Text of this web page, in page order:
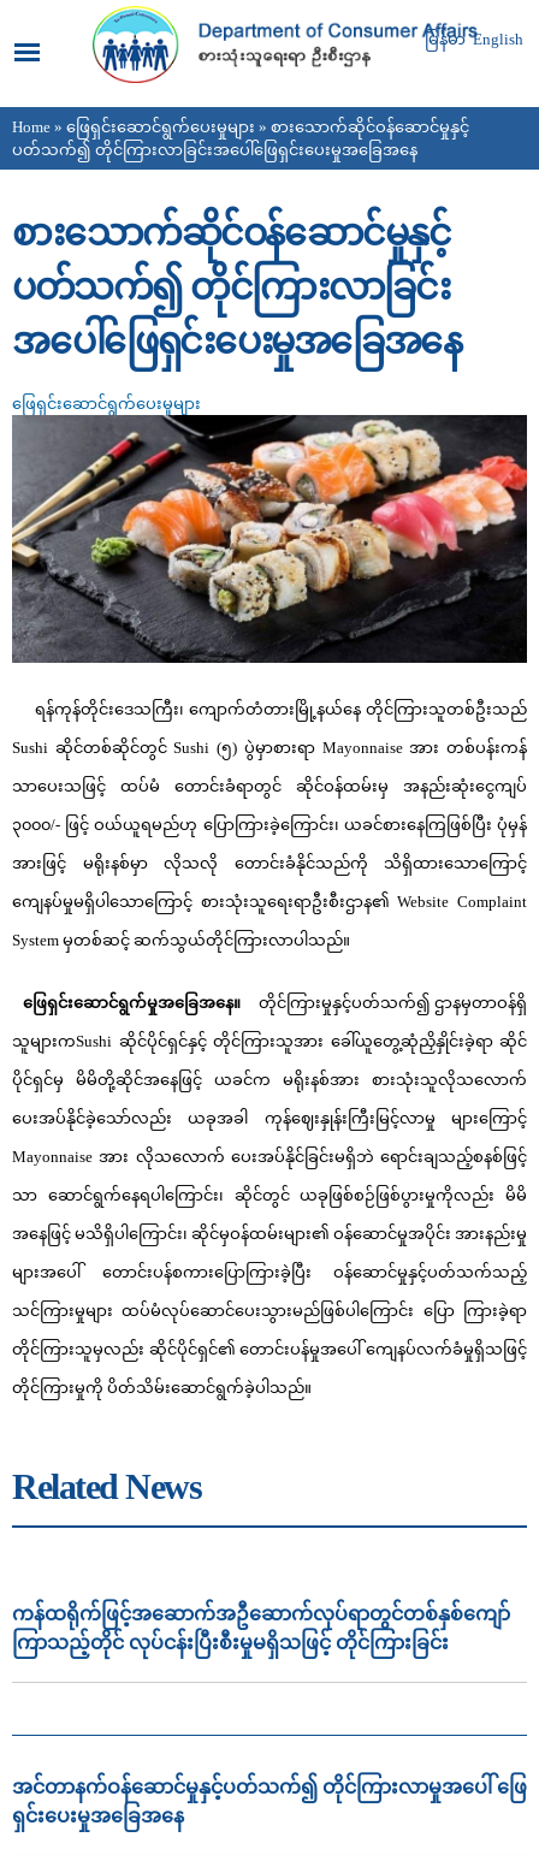
main
content
မြန်မာ English
You are here
Home » ဖြေရှင်းဆောင်ရွက်ပေးမှုများ » စားသောက်ဆိုင်ဝန်ဆောင်မှုနှင့်
ပတ်သက်၍ တိုင်ကြားလာခြင်းအပေါ်ဖြေရှင်းပေးမှုအခြေအနေ
စားသောက်ဆိုင်ဝန်ဆောင်မှုနှင့်
ပတ်သက်၍ တိုင်ကြားလာခြင်း
အပေါ်ဖြေရှင်းပေးမှုအခြေအနေ
ဖြေရှင်းဆောင်ရွက်ပေးမှုများ
ရန်ကုန်တိုင်းဒေသကြီး၊ ကျောက်တံတားမြို့နယ်နေ တိုင်ကြားသူတစ်ဦးသည်
Sushi ဆိုင်တစ်ဆိုင်တွင် Sushi (၅) ပွဲမှာစားရာ Mayonnaise အား တစ်ပန်းကန်
သာပေးသဖြင့် ထပ်မံ တောင်းခံရာတွင် ဆိုင်ဝန်ထမ်းမှ အနည်းဆုံးငွေကျပ်
၃၀၀၀/- ဖြင့် ဝယ်ယူရမည်ဟု ပြောကြားခဲ့ကြောင်း၊ ယခင်စားနေကြဖြစ်ပြီး ပုံမှန်
အားဖြင့် မရိုးနစ်မှာ လိုသလို တောင်းခံနိုင်သည်ကို သိရှိထားသောကြောင့်
ကျေနပ်မှုမရှိပါသောကြောင့် စားသုံးသူရေးရာဦးစီးဌာန၏ Website Complaint
System မှတစ်ဆင့် ဆက်သွယ်တိုင်ကြားလာပါသည်။
ဖြေရှင်းဆောင်ရွက်မှုအခြေအနေ။ တိုင်ကြားမှုနှင့်ပတ်သက်၍ ဌာနမှတာဝန်ရှိ
သူများကSushi ဆိုင်ပိုင်ရှင်နှင့် တိုင်ကြားသူအား ခေါ်ယူတွေ့ဆုံညှိနှိုင်းခဲ့ရာ ဆိုင်
ပိုင်ရှင်မှ မိမိတို့ဆိုင်အနေဖြင့် ယခင်က မရိုးနစ်အား စားသုံးသူလိုသလောက်
ပေးအပ်နိုင်ခဲ့သော်လည်း ယခုအခါ ကုန်ဈေးနှုန်းကြီးမြင့်လာမှု များကြောင့်
Mayonnaise အား လိုသလောက် ပေးအပ်နိုင်ခြင်းမရှိဘဲ ရောင်းချသည့်စနစ်ဖြင့်
သာ ဆောင်ရွက်နေရပါကြောင်း၊ ဆိုင်တွင် ယခုဖြစ်စဉ်ဖြစ်ပွားမှုကိုလည်း မိမိ
အနေဖြင့် မသိရှိပါကြောင်း၊ ဆိုင်မှဝန်ထမ်းများ၏ ဝန်ဆောင်မှုအပိုင်း အားနည်းမှု
များအပေါ် တောင်းပန်စကားပြောကြားခဲ့ပြီး ဝန်ဆောင်မှုနှင့်ပတ်သက်သည့်
သင်ကြားမှုများ ထပ်မံလုပ်ဆောင်ပေးသွားမည်ဖြစ်ပါကြောင်း ပြော ကြားခဲ့ရာ
တိုင်ကြားသူမှလည်း ဆိုင်ပိုင်ရှင်၏ တောင်းပန်မှုအပေါ် ကျေနပ်လက်ခံမှုရှိသဖြင့်
တိုင်ကြားမှုကို ပိတ်သိမ်းဆောင်ရွက်ခဲ့ပါသည်။
Related News
ကန်ထရိုက်ဖြင့်အဆောက်အဦဆောက်လုပ်ရာတွင်တစ်နှစ်ကျော်
ကြာသည့်တိုင် လုပ်ငန်းပြီးစီးမှုမရှိသဖြင့် တိုင်ကြားခြင်း
အင်တာနက်ဝန်ဆောင်မှုနှင့်ပတ်သက်၍ တိုင်ကြားလာမှုအပေါ် ဖြေ
ရှင်းပေးမှုအခြေအနေ